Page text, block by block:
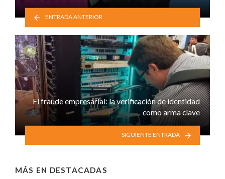
ENTRADA ANTERIOR
El fraude empresarial: la verificación de identidad
como arma clave
SIGUIENTE ENTRADA
MÁS EN DESTACADAS